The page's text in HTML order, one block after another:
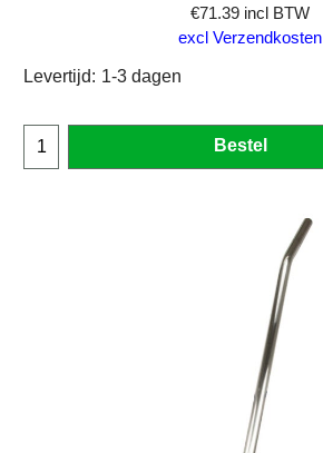
€71.39 incl BTW
excl Verzendkosten
Levertijd: 1-3 dagen
Bestel